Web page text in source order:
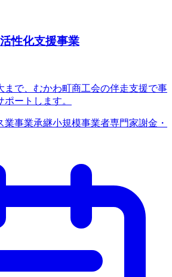
性化支援事業
まで、むかわ町商工会の伴走支援で事
ートします。
業事業承継小規模事業者専門家謝金・